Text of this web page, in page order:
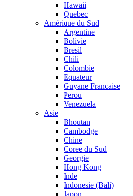
Hawaii
Quebec
Amérique du Sud
Argentine
Bolivie
Bresil
Chili
Colombie
Equateur
Guyane Francaise
Perou
Venezuela
Asie
Bhoutan
Cambodge
Chine
Coree du Sud
Georgie
Hong Kong
Inde
Indonesie (Bali)
Japon